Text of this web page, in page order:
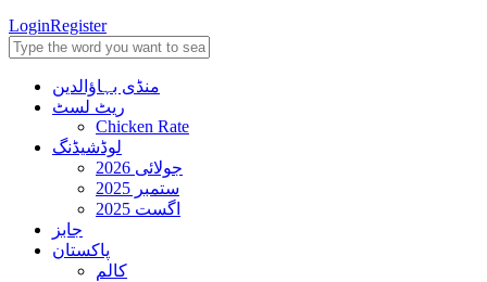
LoginRegister
منڈی بہاؤالدین
ریٹ لسٹ
Chicken Rate
لوڈشیڈنگ
جولائی 2026
ستمبر 2025
اگست 2025
جابز
پاکستان
کالم